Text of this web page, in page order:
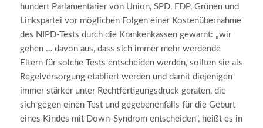
hundert Parlamentarier von Union, SPD, FDP, Grünen und
Linkspartei vor möglichen Folgen einer Kostenübernahme
des NIPD-Tests durch die Krankenkassen gewarnt: „wir
gehen … davon aus, dass sich immer mehr werdende
Eltern für solche Tests entscheiden werden, sollten sie als
Regelversorgung etabliert werden und damit diejenigen
immer stärker unter Rechtfertigungsdruck geraten, die
sich gegen einen Test und gegebenenfalls für die Geburt
eines Kindes mit Down-Syndrom entscheiden“, heißt es in